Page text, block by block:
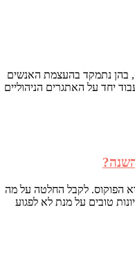
בהן נתמקד בהעצמת האנשים
יחד על האתגרים הניהוליים
הפוקוס. לקבל החלטה על מה
טובים על מנת לא לפגוע